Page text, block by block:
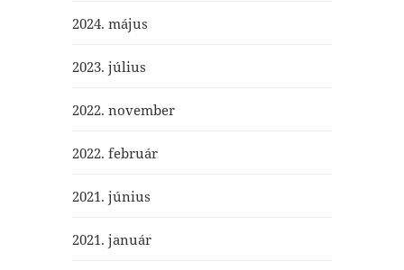
2024. május
2023. július
2022. november
2022. február
2021. június
2021. január